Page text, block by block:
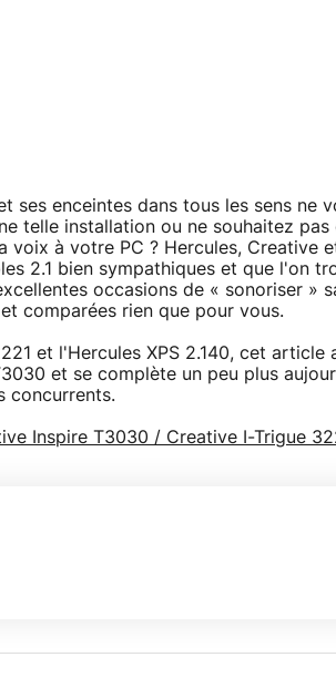
ses enceintes dans tous les sens ne
telle installation ou ne souhaitez pas
à votre PC ? Hercules, Creative
2.1 bien sympathiques et que l'on
occasions de « sonoriser »
comparées rien que pour vous.
et l'Hercules XPS 2.140, cet article
et se complète un peu plus
concurrents.
Inspire T3030 / Creative I-Trigue